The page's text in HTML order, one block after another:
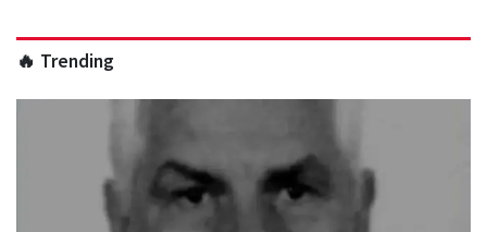
🔥 Trending